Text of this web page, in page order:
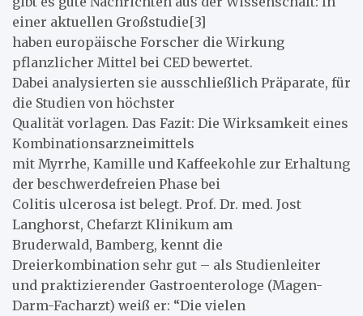
einer aktuellen Großstudie[3]
haben europäische Forscher die Wirkung
pflanzlicher Mittel bei CED bewertet.
Dabei analysierten sie ausschließlich Präparate, für
die Studien von höchster
Qualität vorlagen. Das Fazit: Die Wirksamkeit eines
Kombinationsarzneimittels
mit Myrrhe, Kamille und Kaffeekohle zur Erhaltung
der beschwerdefreien Phase bei
Colitis ulcerosa ist belegt. Prof. Dr. med. Jost
Langhorst, Chefarzt Klinikum am
Bruderwald, Bamberg, kennt die
Dreierkombination sehr gut – als Studienleiter
und praktizierender Gastroenterologe (Magen-
Darm-Facharzt) weiß er: “Die vielen